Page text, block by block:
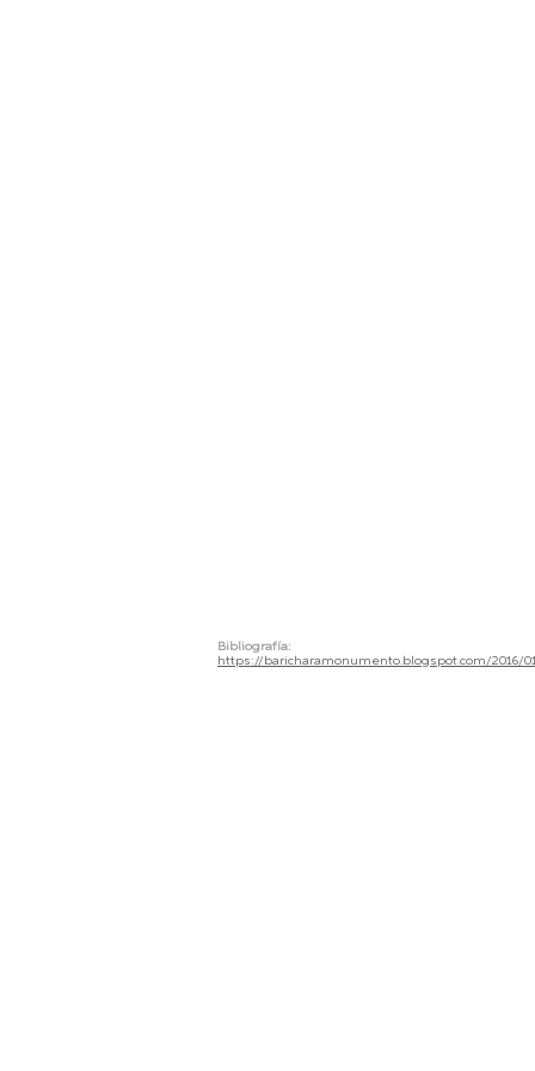
Bibliografía:
https://baricharamonumento.blogspot.com/2016/